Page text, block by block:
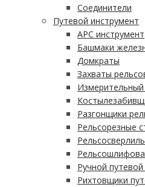
Соединители
Путевой инструмент
АРС инструмент
Башмаки
Домкраты
Захваты
Разгонщики
Рельсорезные
Ручной
Рихтовщики